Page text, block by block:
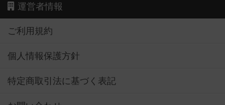
運営者情報
ご利用規約
個人情報保護方針
特定商取引法に基づく表記